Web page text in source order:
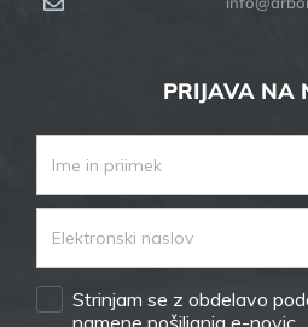
PRIJAVA NA
Strinjam se z obdelavo
namene pošiljanja e-novic